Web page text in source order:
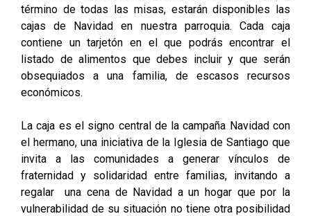
término de todas las misas, estarán disponibles las
cajas de Navidad en nuestra parroquia. Cada caja
contiene un tarjetón en el que podrás encontrar el
listado de alimentos que debes incluir y que serán
obsequiados a una familia, de escasos recursos
económicos.
La caja es el signo central de la campaña Navidad con
el hermano, una iniciativa de la Iglesia de Santiago que
invita a las comunidades a generar vínculos de
fraternidad y solidaridad entre familias, invitando a
regalar una cena de Navidad a un hogar que por la
vulnerabilidad de su situación no tiene otra posibilidad